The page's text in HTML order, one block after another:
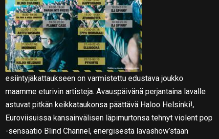
esiintyjäkattaukseen on varmistettu edustava joukko
maamme eturivin artisteja. Avauspäivänä perjantaina lavalle
astuvat pitkän keikkataukonsa päättävä Haloo Helsinki!,
Euroviisuissa kansainvälisen läpimurtonsa tehnyt violent pop
-sensaatio Blind Channel, energisestä lavashow’staan